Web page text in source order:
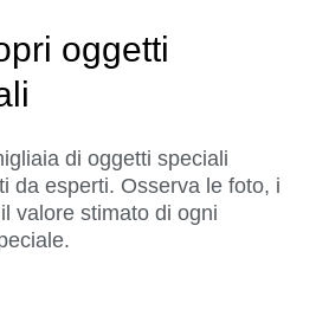
oggetti
di oggetti speciali
da esperti. Osserva le foto, i
valore stimato di ogni